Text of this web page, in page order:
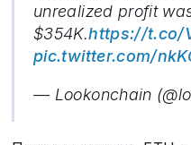
unrealized profit
$354K.https://t.co/
pic.twitter.com/
— Lookonchain